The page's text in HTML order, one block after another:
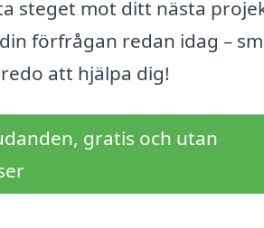
steget mot ditt nästa
förfrågan redan idag –
att hjälpa dig!
gratis och utan